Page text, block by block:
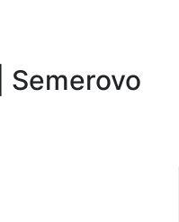
Semerovo